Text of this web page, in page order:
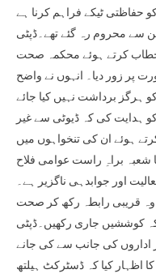
ٹیکے فراہم کرنا ہے
محروم رہ گئے تھے۔ڈپٹی
کرتے ہوئے محکمہ صحت
پر زور دیا۔ انہوں نے واضح
ہرگز برداشت نہیں کیا جائے
ہدایت کی کہ ڈیوٹی سے غیر
ہوئے ان کی تنخواہوں میں
شعبہ براہِ راست عوامی فلاح
اور جوابدہی ناگزیر ہے۔
وہ قریبی رابطہ رکھ کر صحت
کوششیں جاری رکھیں۔ڈپٹی
کی جانب سے کی جانے
اظہار کیا کہ ڈسٹرکٹ ہیلتھ